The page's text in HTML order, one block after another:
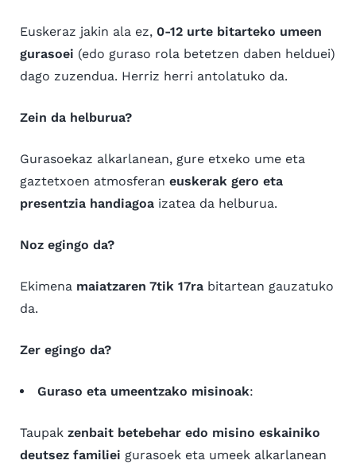
Euskeraz jakin ala ez, 0-12 urte bitarteko umeen
gurasoei (edo guraso rola betetzen daben helduei)
dago zuzendua. Herriz herri antolatuko da.
Zein da helburua?
Gurasoekaz alkarlanean, gure etxeko ume eta
gaztetxoen atmosferan euskerak gero eta
presentzia handiagoa izatea da helburua.
Noz egingo da?
Ekimena maiatzaren 7tik 17ra bitartean gauzatuko
da.
Zer egingo da?
Guraso eta umeentzako misinoak:
Taupak zenbait betebehar edo misino eskainiko
deutsez familiei gurasoek eta umeek alkarlanean